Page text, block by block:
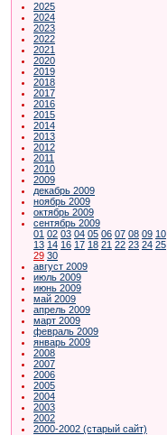
2025
2024
2023
2022
2021
2020
2019
2018
2017
2016
2015
2014
2013
2012
2011
2010
2009
декабрь 2009
ноябрь 2009
октябрь 2009
сентябрь 2009
01 02 03 04 05 06 07 08 09 10
13 14 16 17 18 21 22 23 24 25
29 30
август 2009
июль 2009
июнь 2009
май 2009
апрель 2009
март 2009
февраль 2009
январь 2009
2008
2007
2006
2005
2004
2003
2002
2000-2002 (старый сайт)